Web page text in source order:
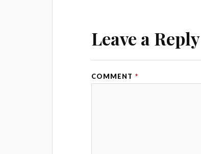
Leave a Reply
COMMENT *